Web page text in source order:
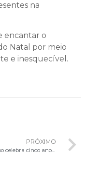
na
encantar o
Natal por meio
e inesquecível.
PRÓXIMO
Arcebispo celebra cinco anos de missão em Brasília e promulga Plano Pastoral Arquidiocesano